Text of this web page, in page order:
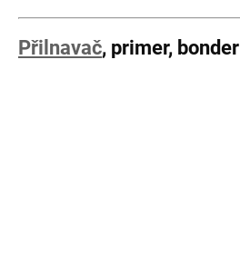
Přilnavač, primer, bonder